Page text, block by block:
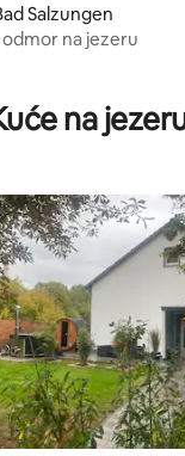
5, recenzija: 17
Salzungen
odmor na jezeru
na